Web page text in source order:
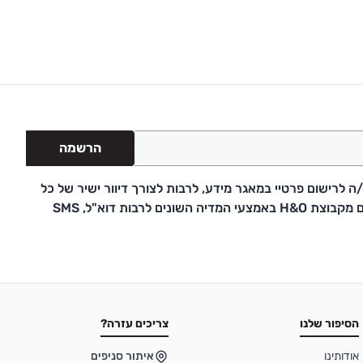
הרשמה
לרישום פרטיי במאגר מידע, לרבות לצורך דיוור ישיר של כל
דבר פרסומת ועדכונים מקבוצת H&O באמצעי המדיה השונים לרבות דוא"ל, SMS
הסיפור שלנו
אודותינו
צריכים עזרה?
איתור סניפים